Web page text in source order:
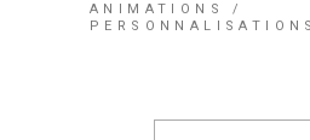
ANIMATIONS /
PERSONNALISATIONS